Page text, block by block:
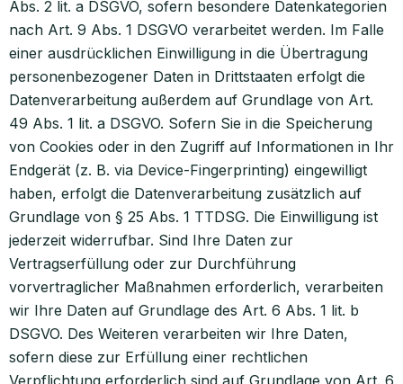
Abs. 2 lit. a DSGVO, sofern besondere Datenkategorien
nach Art. 9 Abs. 1 DSGVO verarbeitet werden. Im Falle
einer ausdrücklichen Einwilligung in die Übertragung
personenbezogener Daten in Drittstaaten erfolgt die
Datenverarbeitung außerdem auf Grundlage von Art.
49 Abs. 1 lit. a DSGVO. Sofern Sie in die Speicherung
von Cookies oder in den Zugriff auf Informationen in Ihr
Endgerät (z. B. via Device-Fingerprinting) eingewilligt
haben, erfolgt die Datenverarbeitung zusätzlich auf
Grundlage von § 25 Abs. 1 TTDSG. Die Einwilligung ist
jederzeit widerrufbar. Sind Ihre Daten zur
Vertragserfüllung oder zur Durchführung
vorvertraglicher Maßnahmen erforderlich, verarbeiten
wir Ihre Daten auf Grundlage des Art. 6 Abs. 1 lit. b
DSGVO. Des Weiteren verarbeiten wir Ihre Daten,
sofern diese zur Erfüllung einer rechtlichen
Verpflichtung erforderlich sind auf Grundlage von Art. 6